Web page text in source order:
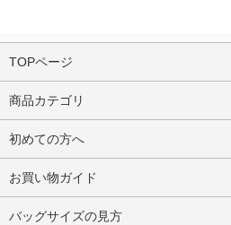
TOPページ
商品カテゴリ
初めての方へ
お買い物ガイド
バッグサイズの見方